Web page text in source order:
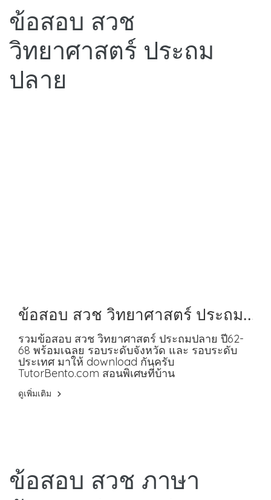
ข้อสอบ สวช
วิทยาศาสตร์ ประถม
ปลาย
ข้อสอบ สวช วิทยาศาสตร์ ประถม
ปลาย ปี62-68 พร้อมเฉลย
รวมข้อสอบ สวช วิทยาศาสตร์ ประถมปลาย ปี62-
68 พร้อมเฉลย รอบระดับจังหวัด และ รอบระดับ
ประเทศ มาให้ download กันครับ
TutorBento.com สอนพิเศษที่บ้าน
ดูเพิ่มเติม
ข้อสอบ สวช ภาษา